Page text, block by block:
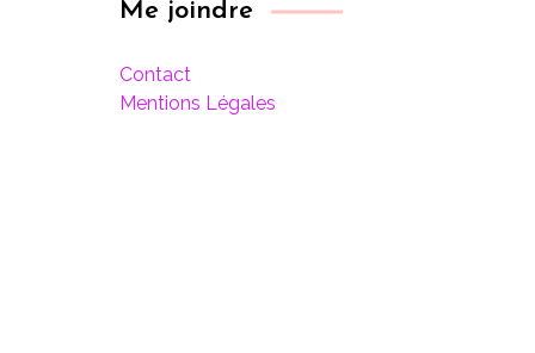
Me joindre
Contact
Mentions Légales